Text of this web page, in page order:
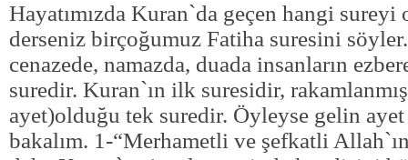
Hayatımızda Kuran`da geçen hangi sureyi
derseniz birçoğumuz Fatiha suresini
cenazede, namazda, duada insanların
suredir. Kuran`ın ilk suresidir,
ayet)olduğu tek suredir. Öyleyse gelin
bakalım. 1-“Merhametli ve şefkatli